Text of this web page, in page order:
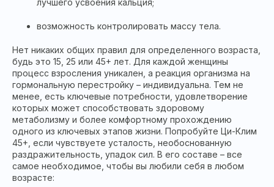
лучшего усвоения кальция;
возможность контролировать массу тела.
Нет никаких общих правил для определенного возраста,
будь это 15, 25 или 45+ лет. Для каждой женщины
процесс взросления уникален, а реакция организма на
гормональную перестройку – индивидуальна. Тем не
менее, есть ключевые потребности, удовлетворение
которых может способствовать здоровому
метаболизму и более комфортному прохождению
одного из ключевых этапов жизни. Попробуйте Ци-Клим
45+, если чувствуете усталость, необоснованную
раздражительность, упадок сил. В его составе – все
самое необходимое, чтобы вы любили себя в любом
возрасте: